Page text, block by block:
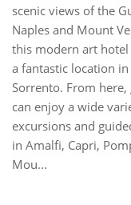
scenic views of the
Naples and Mount
this modern art hotel
a fantastic location in
Sorrento. From here,
can enjoy a wide
excursions and
in Amalfi, Capri,
Mou...